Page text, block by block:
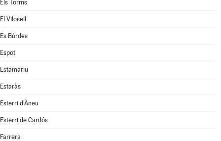
Els Torms
El Vilosell
Es Bòrdes
Espot
Estamariu
Estaràs
Esterri d'Àneu
Esterri de Cardós
Farrera